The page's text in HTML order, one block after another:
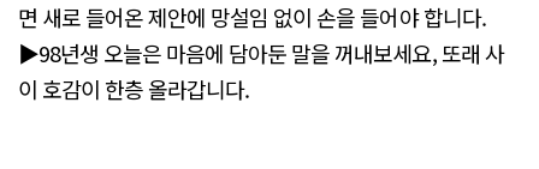
면 새로 들어온 제안에 망설임 없이 손을 들어야 합니다.
▶98년생 오늘은 마음에 담아둔 말을 꺼내보세요, 또래 사
이 호감이 한층 올라갑니다.